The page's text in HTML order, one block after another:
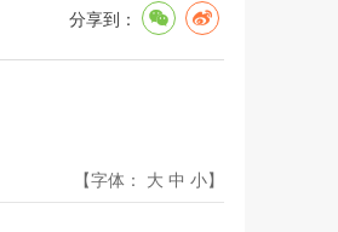
分享到：
【字体： 大 中 小】